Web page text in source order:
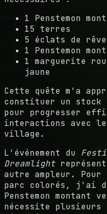
1 Penstemon
15 terres
5 éclats de rêve
1 Penstemon
1 marguerite
jaune
Cette quête m'a
constituer un stock
pour progresser
interactions avec
village.
L'événement du
Dreamlight
autre ampleur.
parc colorés, j'ai
Penstemon montant
nécessite plusieurs